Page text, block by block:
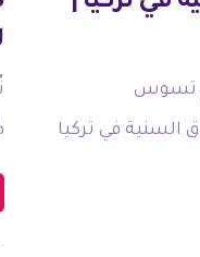
تسوس
في تركيا